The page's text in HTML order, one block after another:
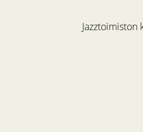
Jazztoimiston